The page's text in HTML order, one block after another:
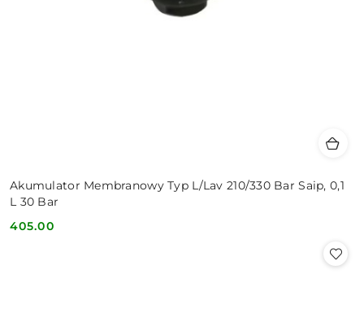
Akumulator Membranowy Typ L/Lav 210/330 Bar Saip, 0,1
L 30 Bar
Cena:
405.00